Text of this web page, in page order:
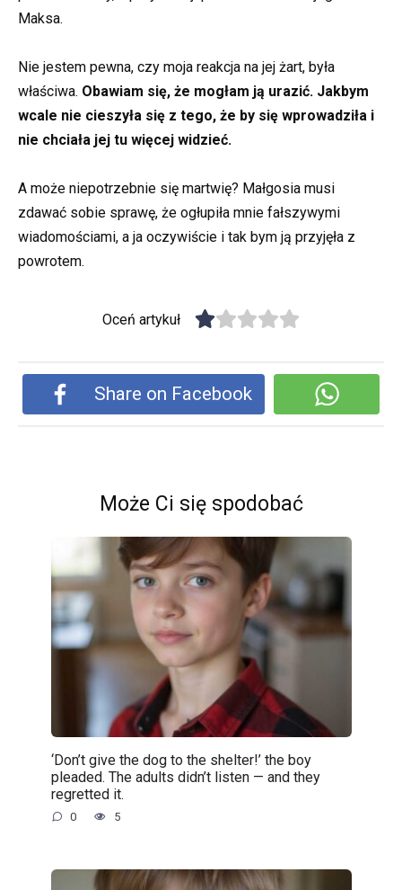
Maksa.
Nie jestem pewna, czy moja reakcja na jej żart, była
właściwa. Obawiam się, że mogłam ją urazić. Jakbym
wcale nie cieszyła się z tego, że by się wprowadziła i
nie chciała jej tu więcej widzieć.
A może niepotrzebnie się martwię? Małgosia musi
zdawać sobie sprawę, że ogłupiła mnie fałszywymi
wiadomościami, a ja oczywiście i tak bym ją przyjęła z
powrotem.
Oceń artykuł
Share on Facebook
Może Ci się spodobać
‘Don’t give the dog to the shelter!’ the boy
pleaded. The adults didn’t listen — and they
regretted it.
0 5